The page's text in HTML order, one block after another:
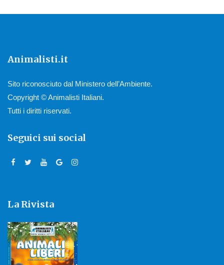
Animalisti.it
Sito riconosciuto dal Ministero dell’Ambiente.
Copyright © Animalisti Italiani.
Tutti i diritti riservati.
Seguici sui social
La Rivista